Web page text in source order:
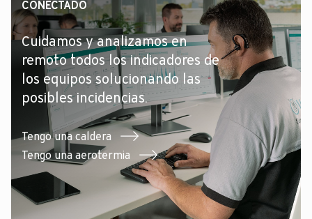
CONECTADO
Cuidamos y analizamos en
remoto todos los indicadores de
los equipos solucionando las
posibles incidencias.
Tengo una caldera
Tengo una aerotermia